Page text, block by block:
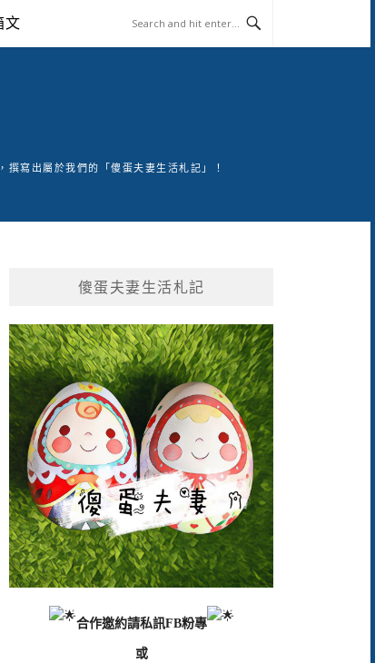
文
寫出屬於我們的「傻蛋夫妻生活札記」！
傻蛋夫妻生活札記
合作邀約請私訊FB粉專
或